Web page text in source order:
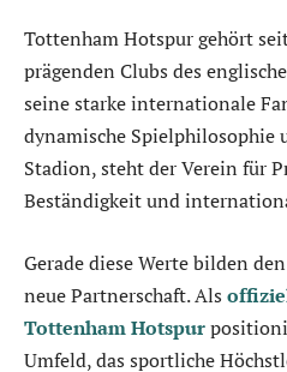
Tottenham Hotspur gehört
prägenden Clubs des
seine starke internationale
dynamische Spielphilosophie
Stadion, steht der Verein für
Beständigkeit und
Gerade diese Werte bilden
neue Partnerschaft. Als
Tottenham Hotspur
Umfeld, das sportliche